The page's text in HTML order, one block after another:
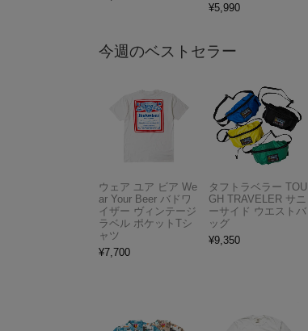
¥5,990
今週のベストセラー
ウェア ユア ビア We
ar Your Beer バドワ
イザー ヴィンテージ
ラベル ポケットTシ
ャツ
¥7,700
タフトラベラー TOU
GH TRAVELER サニ
ーサイド ウエストバ
ッグ
¥9,350